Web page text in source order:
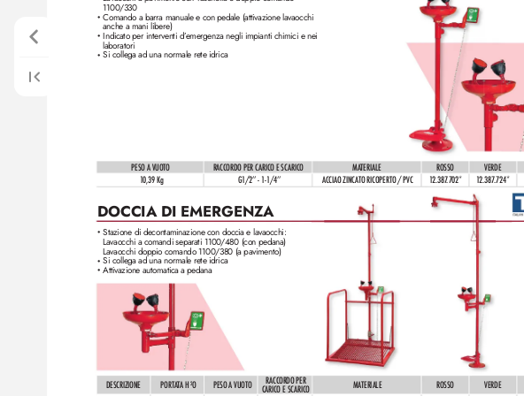
• Stazione di decontaminazione con doccia e lavaocchi:
Lavaocchi a comandi separati 1100/480 (con pedana)
Lavaocchi doppio comando 1100/380 (a pavimento)
• Si collega ad una normale rete idrica
• Attivazione automatica a pedana
1100/330
• Comando a barra manuale e con pedale (attivazione lavaocchi
anche a mani libere)
• Indicato per interventi d’emergenza negli impianti chimici e nei
laboratori
• Si collega ad una normale rete idrica
DOCCIA DI EMERGENZA
PESO A VUOTO RACCORDO PER CARICO E SCARICO MATERIALE ROSSO VERDE
10,39 Kg G1/2ʼʼ - 1-1/4ʼʼ ACCIAO ZINCATO RICOPERTO / PVC 12.387.702* 12.387.724*
DESCRIZIONE PORTATA H 2O PESO A VUOTO
RACCORDO PER
CARICO E SCARICO MATERIALE ROSSO VERDE